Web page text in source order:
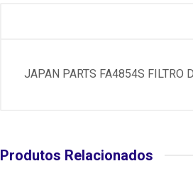
JAPAN PARTS FA4854S FILTRO
Produtos Relacionados